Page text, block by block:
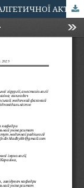
ПОРІВНЯЛЬНА ОЦІНКА МОДУЛЯЦІЇ АНАЛГЕТИЧНОЇ АКТИВНОСТІ НІМЕСУЛІДУ ТА КЕТОРОЛАКУ БЕЗКЛІТИННИМИ КРІОКОНСЕРВОВАНИМИ БІОЛОГІЧНИМИ ЗАСОБАМИ ЗА ДАНИМИ ЕЛЕКТРОІМПУЛЬСНОЇ ОЦІНКИ БОЛЬОВОЇ ЧУТЛИВОСТІ ПРИ АД’ЮВАНТНОМУ АРТРИТІ